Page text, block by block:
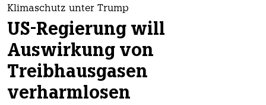
themen
politik
öko
gesellschaft
Klimaschutz unter Trump
US-Regierung will
Auswirkung von
Treibhausgasen
verharmlosen